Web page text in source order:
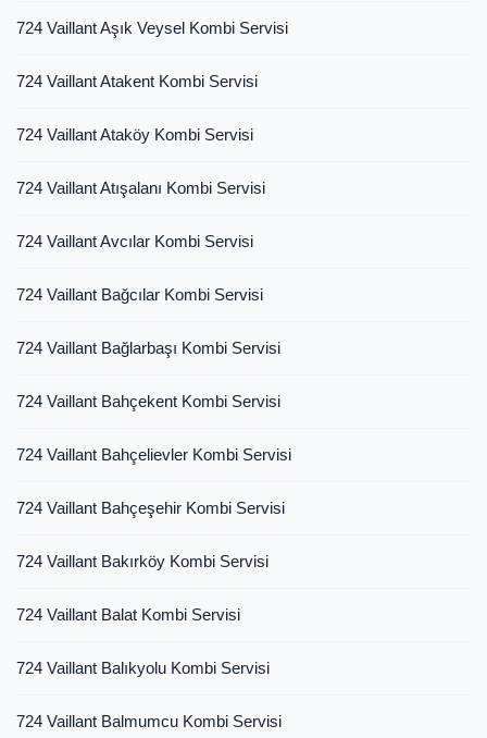
724 Vaillant Aşık Veysel Kombi Servisi
724 Vaillant Atakent Kombi Servisi
724 Vaillant Ataköy Kombi Servisi
724 Vaillant Atışalanı Kombi Servisi
724 Vaillant Avcılar Kombi Servisi
724 Vaillant Bağcılar Kombi Servisi
724 Vaillant Bağlarbaşı Kombi Servisi
724 Vaillant Bahçekent Kombi Servisi
724 Vaillant Bahçelievler Kombi Servisi
724 Vaillant Bahçeşehir Kombi Servisi
724 Vaillant Bakırköy Kombi Servisi
724 Vaillant Balat Kombi Servisi
724 Vaillant Balıkyolu Kombi Servisi
724 Vaillant Balmumcu Kombi Servisi